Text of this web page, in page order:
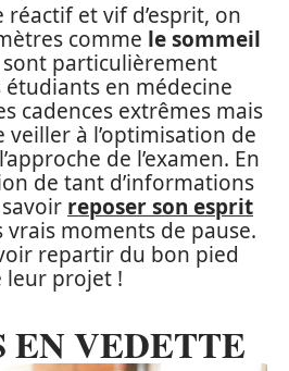
et vif d’esprit, on
comme le sommeil
sont particulièrement
en médecine
cadences extrêmes mais
à l’optimisation de
de l’examen. En
de tant d’informations
reposer son esprit
moments de pause.
repartir du bon pied
leur projet !
VEDETTE